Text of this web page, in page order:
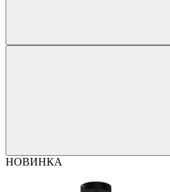
НОВИНКА